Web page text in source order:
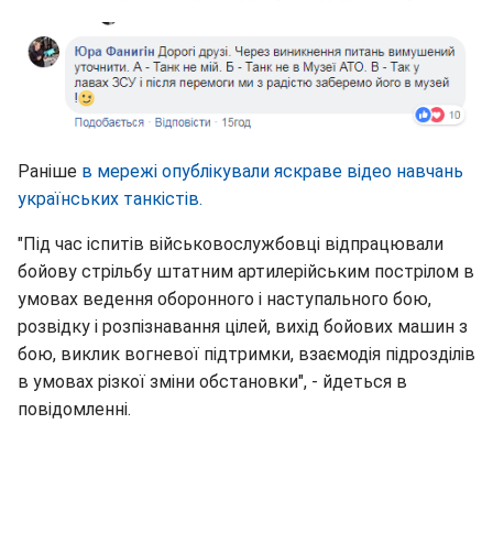
Раніше в мережі опублікували яскраве відео навчань
українських танкістів.
"Під час іспитів військовослужбовці відпрацювали
бойову стрільбу штатним артилерійським пострілом в
умовах ведення оборонного і наступального бою,
розвідку і розпізнавання цілей, вихід бойових машин з
бою, виклик вогневої підтримки, взаємодія підрозділів
в умовах різкої зміни обстановки", - йдеться в
повідомленні.